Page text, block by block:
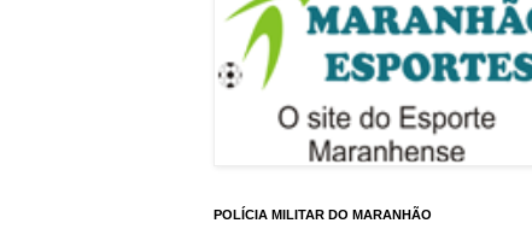
POLÍCIA MILITAR DO MARANHÃO